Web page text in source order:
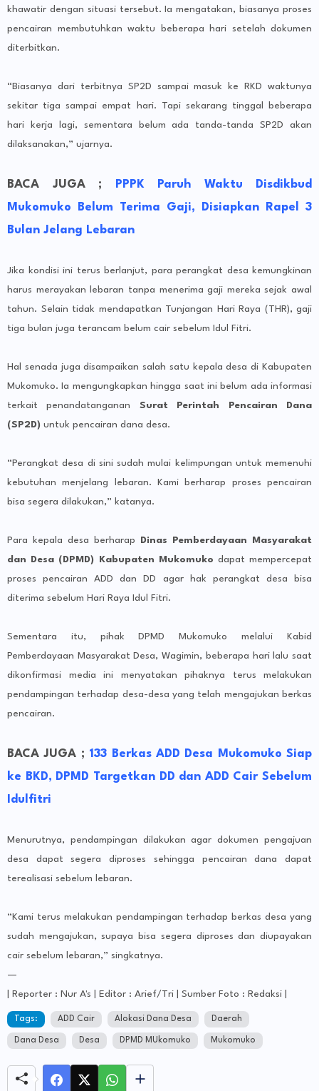
khawatir dengan situasi tersebut. Ia mengatakan, biasanya proses
pencairan membutuhkan waktu beberapa hari setelah dokumen
diterbitkan.
“Biasanya dari terbitnya SP2D sampai masuk ke RKD waktunya
sekitar tiga sampai empat hari. Tapi sekarang tinggal beberapa
hari kerja lagi, sementara belum ada tanda-tanda SP2D akan
dilaksanakan,” ujarnya.
BACA JUGA ;
PPPK Paruh Waktu Disdikbud
Mukomuko Belum Terima Gaji, Disiapkan Rapel 3
Bulan Jelang Lebaran
Jika kondisi ini terus berlanjut, para perangkat desa kemungkinan
harus merayakan lebaran tanpa menerima gaji mereka sejak awal
tahun. Selain tidak mendapatkan Tunjangan Hari Raya (THR), gaji
tiga bulan juga terancam belum cair sebelum Idul Fitri.
Hal senada juga disampaikan salah satu kepala desa di Kabupaten
Mukomuko. Ia mengungkapkan hingga saat ini belum ada informasi
terkait penandatanganan Surat Perintah Pencairan Dana
(SP2D) untuk pencairan dana desa.
“Perangkat desa di sini sudah mulai kelimpungan untuk memenuhi
kebutuhan menjelang lebaran. Kami berharap proses pencairan
bisa segera dilakukan,” katanya.
Para kepala desa berharap
Dinas Pemberdayaan Masyarakat
dan Desa (DPMD) Kabupaten Mukomuko dapat mempercepat
proses pencairan ADD dan DD agar hak perangkat desa bisa
diterima sebelum Hari Raya Idul Fitri.
Sementara itu, pihak DPMD Mukomuko melalui Kabid
Pemberdayaan Masyarakat Desa, Wagimin, beberapa hari lalu saat
dikonfirmasi media ini menyatakan pihaknya terus melakukan
pendampingan terhadap desa-desa yang telah mengajukan berkas
pencairan.
BACA JUGA ; 133 Berkas ADD Desa Mukomuko Siap
ke BKD, DPMD Targetkan DD dan ADD Cair Sebelum
Idulfitri
Menurutnya, pendampingan dilakukan agar dokumen pengajuan
desa dapat segera diproses sehingga pencairan dana dapat
terealisasi sebelum lebaran.
“Kami terus melakukan pendampingan terhadap berkas desa yang
sudah mengajukan, supaya bisa segera diproses dan diupayakan
cair sebelum lebaran,” singkatnya.
—
| Reporter : Nur A's | Editor : Arief/Tri | Sumber Foto : Redaksi |
Tags: ADD Cair Alokasi Dana Desa Daerah
Dana Desa Desa DPMD MUkomuko Mukomuko